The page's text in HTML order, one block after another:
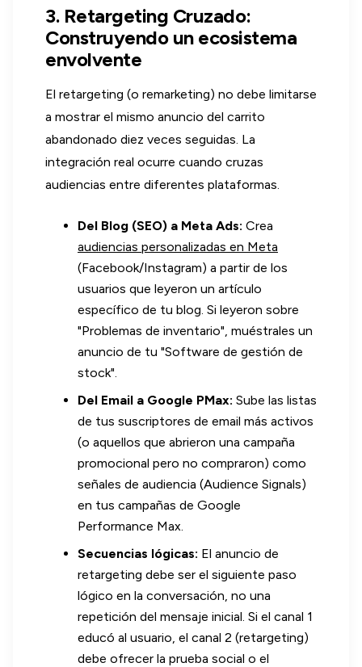
3. Retargeting Cruzado:
Construyendo un ecosistema
envolvente
El retargeting (o remarketing) no debe limitarse
a mostrar el mismo anuncio del carrito
abandonado diez veces seguidas. La
integración real ocurre cuando cruzas
audiencias entre diferentes plataformas.
Del Blog (SEO) a Meta Ads: Crea
audiencias personalizadas en Meta
(Facebook/Instagram) a partir de los
usuarios que leyeron un artículo
específico de tu blog. Si leyeron sobre
"Problemas de inventario", muéstrales un
anuncio de tu "Software de gestión de
stock".
Del Email a Google PMax: Sube las listas
de tus suscriptores de email más activos
(o aquellos que abrieron una campaña
promocional pero no compraron) como
señales de audiencia (Audience Signals)
en tus campañas de Google
Performance Max.
Secuencias lógicas: El anuncio de
retargeting debe ser el siguiente paso
lógico en la conversación, no una
repetición del mensaje inicial. Si el canal 1
educó al usuario, el canal 2 (retargeting)
debe ofrecer la prueba social o el